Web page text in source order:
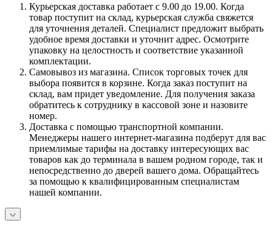
Курьерская доставка работает с 9.00 до 19.00. Когда
товар поступит на склад, курьерская служба свяжется
для уточнения деталей. Специалист предложит выбрать
удобное время доставки и уточнит адрес. Осмотрите
упаковку на целостность и соответствие указанной
комплектации.
Самовывоз из магазина. Список торговых точек для
выбора появится в корзине. Когда заказ поступит на
склад, вам придет уведомление. Для получения заказа
обратитесь к сотруднику в кассовой зоне и назовите
номер.
Доставка с помощью транспортной компании.
Менеджеры нашего интернет-магазина подберут для вас
приемлимые тарифы на доставку интересующих вас
товаров как до терминала в вашем родном городе, так и
непосредственно до дверей вашего дома. Обращайтесь
за помощью к квалифицированным специалистам
нашей компании.